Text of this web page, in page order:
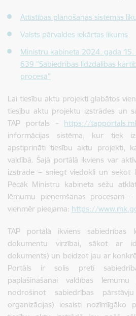
Attīstības plānošanas sistēmas
Valsts pārvaldes iekārtas likums
Ministru kabineta 2024. gada
639 "Sabiedrības līdzdalības
procesā"
Lai tiesību aktu projekti glabātos
tiesību aktu projektu izstrādes un
TAP portāls -
https://
informācijas sistēma, kur tiek
apstiprināti tiesību aktu projekti,
valdībā. Šajā portālā ikviens var
izstrādē – sniegt viedokli un sekot
Pēcāk Ministru kabineta sēžu
lēmumu pieņemšanas procesam
vienmēr pieejama: https://
TAP portālā ikviens sabiedrības
dokumentu virzībai, sākot ar
dokuments) un beidzot jau ar
Portāls ir solis pretī
paplašināšanai valdības lēmumu
nodrošinot sabiedrības
organizācijas) iesaisti nozīmīgāko